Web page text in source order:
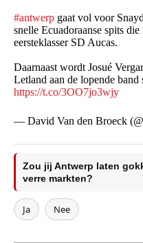
#antwerp gaat vol voor
snelle Ecuadoraanse spits
eersteklasser SD Aucas.
Daarnaast wordt Josué
Letland aan de lopende
https://t.co/3OO7jo3wjy
— David Van den Broeck
Zou jij Antwerp laten
verre markten?
Ja Nee